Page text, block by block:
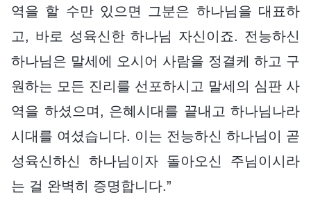
역을 할 수만 있으면 그분은 하나님을 대표하
고, 바로 성육신한 하나님 자신이죠. 전능하신
하나님은 말세에 오시어 사람을 정결케 하고 구
원하는 모든 진리를 선포하시고 말세의 심판 사
역을 하셨으며, 은혜시대를 끝내고 하나님나라
시대를 여셨습니다. 이는 전능하신 하나님이 곧
성육신하신 하나님이자 돌아오신 주님이시라
는 걸 완벽히 증명합니다.”